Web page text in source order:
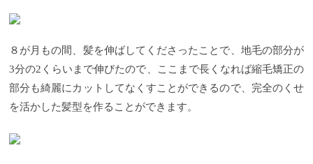
ど生活習慣や環境によるものが多いです。 ですが、
そんなやっかいそうなクセも活かすことはできま
す！くせ毛でも似合う髪型はあるので、安心してく
ださい。「くせ毛」を活かした髪型ってどんな感
じ？？「くせ毛」を活かした髪型といっても、髪の
くせや度合いによっても違ってきますが、ある程度
８が月もの間、髪を伸ばしてくださったことで、地毛の部分が
3分の2くらいまで伸びたので、ここまで長くなれば縮毛矯正の
部分も綺麗にカットしてなくすことができるので、完全のくせ
を活かした髪型を作ることができます。